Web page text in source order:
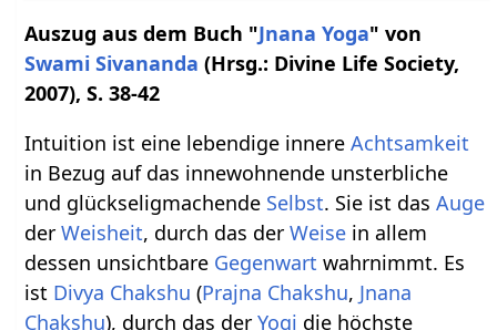
Auszug aus dem Buch "Jnana Yoga" von
Swami Sivananda (Hrsg.: Divine Life Society,
2007), S. 38-42
Intuition ist eine lebendige innereAchtsamkeit
in Bezug auf das innewohnende unsterbliche
und glückseligmachende Selbst. Sie ist dasAuge
derWeisheit, durch das derWeise in allem
dessen unsichtbare Gegenwart wahrnimmt. Es
ist Divya Chakshu (Prajna Chakshu, Jnana
Chakshu), durch das derYogi die höchste